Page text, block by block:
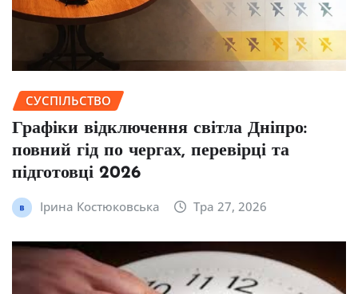
СУСПІЛЬСТВО
Графіки відключення світла Дніпро:
повний гід по чергах, перевірці та
підготовці 2026
Ірина Костюковська Тра 27, 2026